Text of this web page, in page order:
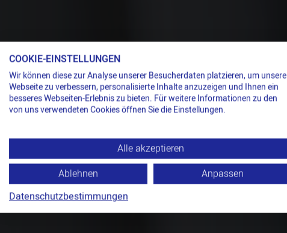
Datenschutzbestimmungen
COOKIE-EINSTELLUNGEN
Wir können diese zur Analyse unserer Besucherdaten platzieren, um unsere
Webseite zu verbessern, personalisierte Inhalte anzuzeigen und Ihnen ein
besseres Webseiten-Erlebnis zu bieten. Für weitere Informationen zu den
von uns verwendeten Cookies öffnen Sie die Einstellungen.
Alle akzeptieren
Ablehnen
Anpassen